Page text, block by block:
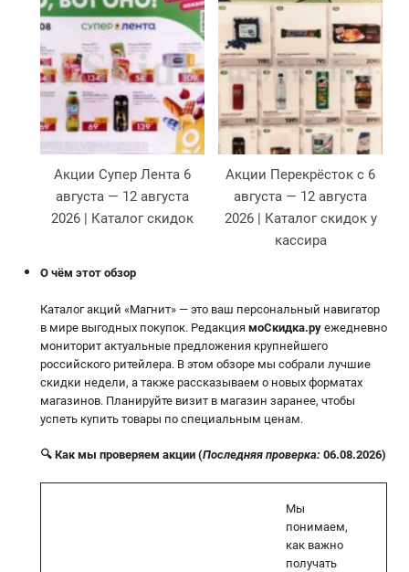
Акции Супер Лента 6
августа — 12 августа
2026 | Каталог скидок
Акции Перекрёсток с 6
августа — 12 августа
2026 | Каталог скидок у
кассира
О чём этот обзор
Каталог акций «Магнит» — это ваш персональный навигатор
в мире выгодных покупок. Редакция моСкидка.ру ежедневно
мониторит актуальные предложения крупнейшего
российского ритейлера. В этом обзоре мы собрали лучшие
скидки недели, а также рассказываем о новых форматах
магазинов. Планируйте визит в магазин заранее, чтобы
успеть купить товары по специальным ценам.
🔍 Как мы проверяем акции (Последняя проверка: 06.08.2026)
Мы
понимаем,
как важно
получать